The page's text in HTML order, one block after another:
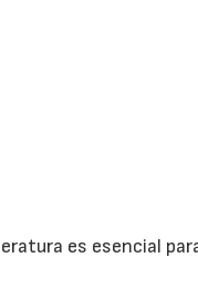
es esencial